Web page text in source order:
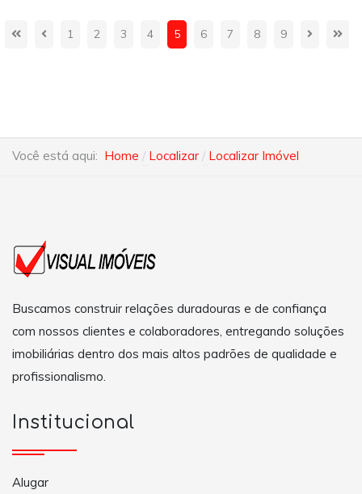
1 2 3 4 5 6 7 8 9
Você está aqui: Home Localizar Localizar Imóvel
Buscamos construir relações duradouras e de confiança
com nossos clientes e colaboradores, entregando soluções
imobiliárias dentro dos mais altos padrões de qualidade e
profissionalismo.
Institucional
Alugar